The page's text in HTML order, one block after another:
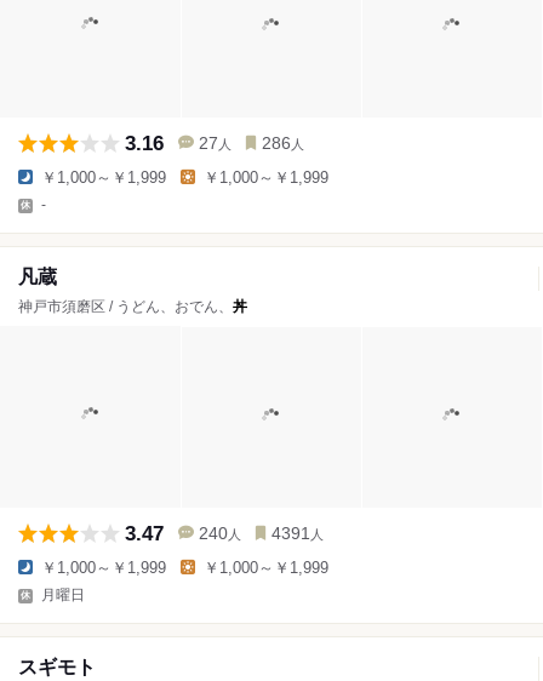
3.16 27 人 286 人
￥1,000～￥1,999 ￥1,000～￥1,999
-
凡蔵
神戸市須磨区 / うどん、おでん、 丼
3.47 240 人 4391 人
￥1,000～￥1,999 ￥1,000～￥1,999
月曜日
スギモト